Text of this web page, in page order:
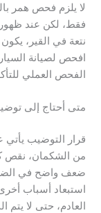
لا يلزم فحص همر
فقط، لكن عند ظهور
نتعة في القير،
افحص لصيانة
الفحص العملي
متى أحتاج إلى
قرار التوضيب
من الشكمان، نقص
ضعف واضح في
استبعاد أسباب
العادم، حتى لا